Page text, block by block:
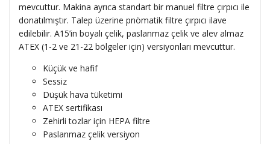
mevcuttur. Makina ayrıca standart bir manuel filtre çırpıcı ile
donatılmıştır. Talep üzerine pnömatik filtre çırpıcı ilave
edilebilir. A15’in boyalı çelik, paslanmaz çelik ve alev almaz
ATEX (1-2 ve 21-22 bölgeler için) versiyonları mevcuttur.
Küçük ve hafif
Sessiz
Düşük hava tüketimi
ATEX sertifikası
Zehirli tozlar için HEPA filtre
Paslanmaz çelik versiyon